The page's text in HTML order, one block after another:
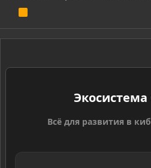
S
Экосистема
Всё для развития в